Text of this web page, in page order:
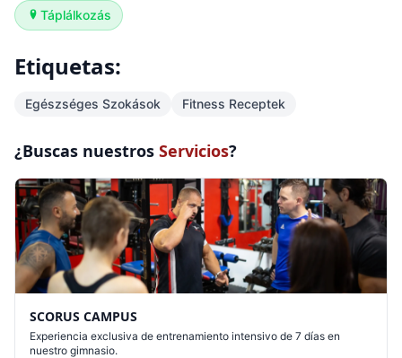
Táplálkozás
Etiquetas:
Egészséges Szokások Fitness Receptek
¿Buscas nuestros Servicios?
SCORUS CAMPUS
Experiencia exclusiva de entrenamiento intensivo de 7 días en
nuestro gimnasio.